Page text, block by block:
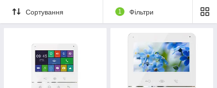
Сортування 1 Фільтри